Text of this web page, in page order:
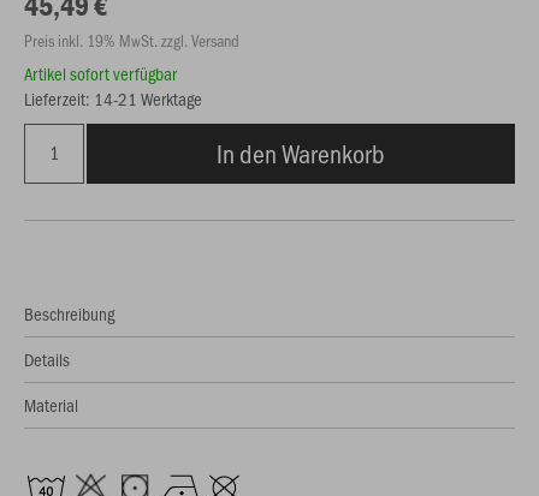
Preis inkl. 19% MwSt. zzgl. Versand
Artikel sofort verfügbar
Lieferzeit: 14-21 Werktage
In den Warenkorb
Beschreibung
Details
Material